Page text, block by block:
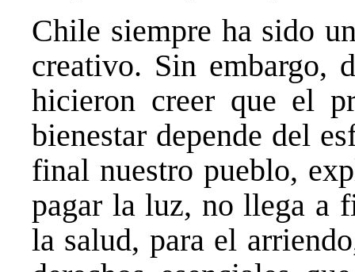
Chile siempre ha sido
creativo. Sin embargo,
hicieron creer que el
bienestar depende del
final nuestro pueblo,
pagar la luz, no llega a
la salud, para el